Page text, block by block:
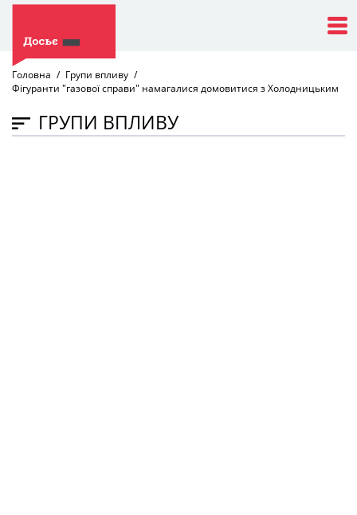
Головна
Групи впливу
Фігуранти "газової справи" намагалися домовитися з Холодницьким
ГРУПИ ВПЛИВУ